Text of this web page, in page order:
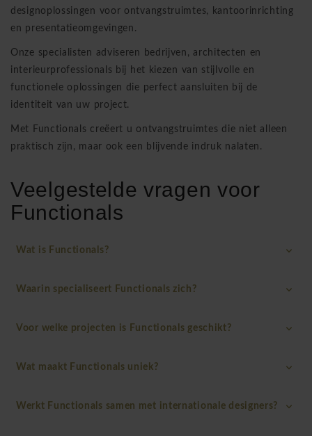
designoplossingen voor ontvangstruimtes, kantoorinrichting
en presentatieomgevingen.
Onze specialisten adviseren bedrijven, architecten en
interieurprofessionals bij het kiezen van stijlvolle en
functionele oplossingen die perfect aansluiten bij de
identiteit van uw project.
Met Functionals creëert u ontvangstruimtes die niet alleen
praktisch zijn, maar ook een blijvende indruk nalaten.
Veelgestelde vragen voor
Functionals
Wat is Functionals?
Waarin specialiseert Functionals zich?
Voor welke projecten is Functionals geschikt?
Wat maakt Functionals uniek?
Werkt Functionals samen met internationale designers?